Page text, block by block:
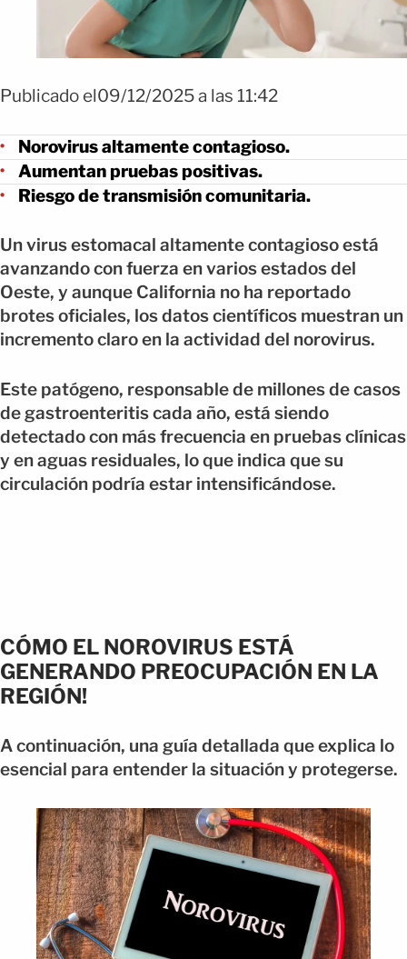
Publicado el09/12/2025 a las 11:42
Norovirus altamente contagioso.
Aumentan pruebas positivas.
Riesgo de transmisión comunitaria.
Un virus estomacal altamente contagioso está
avanzando con fuerza en varios estados del
Oeste, y aunque California no ha reportado
brotes oficiales, los datos científicos muestran un
incremento claro en la actividad del norovirus.
Este patógeno, responsable de millones de casos
de gastroenteritis cada año, está siendo
detectado con más frecuencia en pruebas clínicas
y en aguas residuales, lo que indica que su
circulación podría estar intensificándose.
CÓMO EL NOROVIRUS ESTÁ
GENERANDO PREOCUPACIÓN EN LA
REGIÓN!
A continuación, una guía detallada que explica lo
esencial para entender la situación y protegerse.